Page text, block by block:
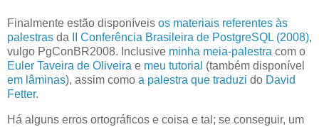
Finalmente estão disponíveis os materiais referentes às
palestras da II Conferência Brasileira de PostgreSQL (2008),
vulgo PgConBR2008. Inclusive minha meia-palestra com o
Euler Taveira de Oliveira e meu tutorial (também disponível
em lâminas), assim como a palestra que traduzi do David
Fetter.
Há alguns erros ortográficos e coisa e tal; se conseguir, um